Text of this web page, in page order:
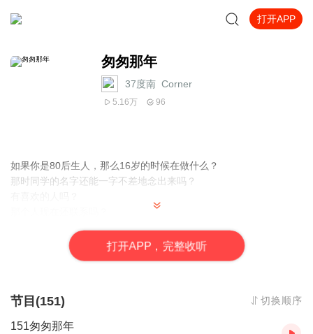
打开APP
匆匆那年
37度南_Corner
5.16万 96
如果你是80后生人，那么16岁的时候在做什么？
那时同学的名字还能一字不差地念出来吗？
请你待上那么一会儿，听我慢慢讲述…
打开APP，完整收听
节目(151) 切换顺序
151匆匆那年